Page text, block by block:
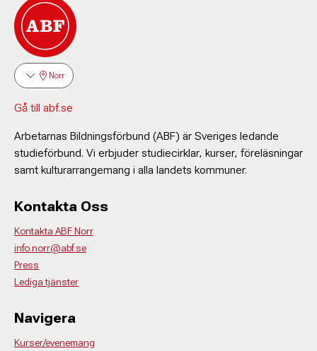
Norr
Gå till abf.se
Arbetarnas Bildningsförbund (ABF) är Sveriges ledande
studieförbund. Vi erbjuder studiecirklar, kurser, föreläsningar
samt kulturarrangemang i alla landets kommuner.
Kontakta Oss
Kontakta ABF Norr
info.norr@abf.se
Press
Lediga tjänster
Navigera
Kurser/evenemang